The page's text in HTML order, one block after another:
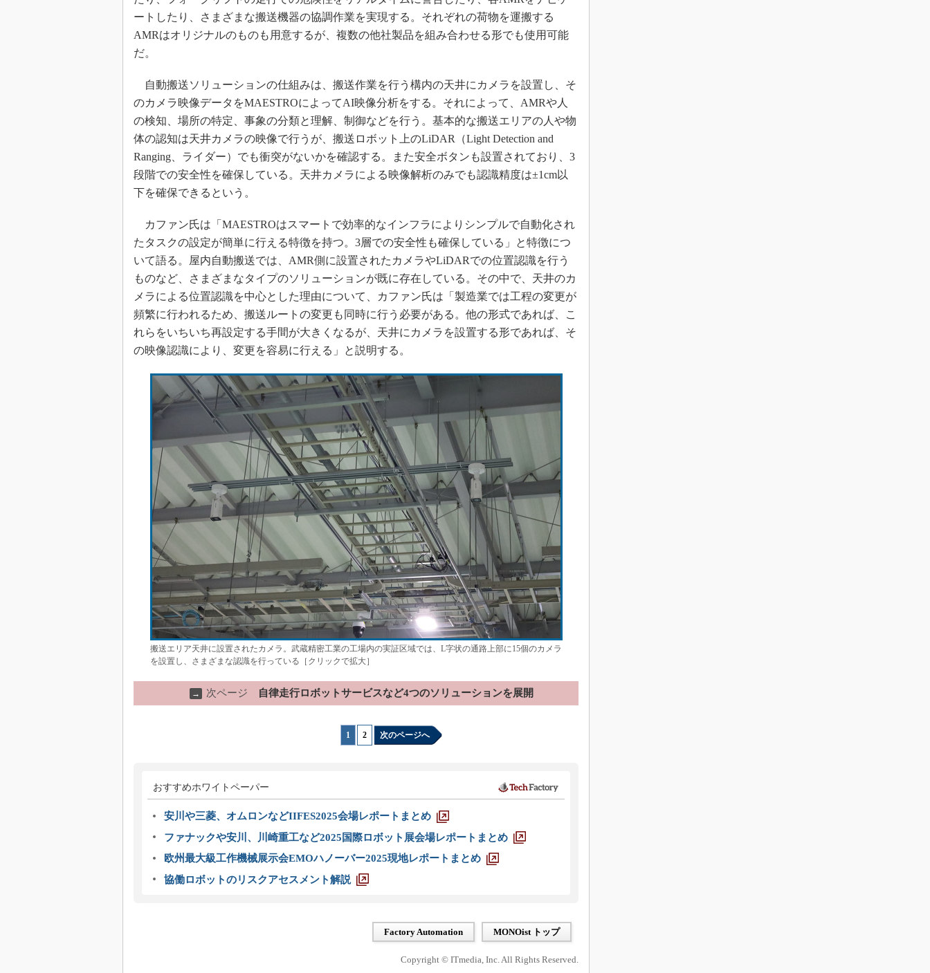
ートしたり、さまざまな搬送機器の協調作業を実現する。それぞれの荷物を運搬する
AMRはオリジナルのものも用意するが、複数の他社製品を組み合わせる形でも使用可能
だ。
自動搬送ソリューションの仕組みは、搬送作業を行う構内の天井にカメラを設置し、そ
のカメラ映像データをMAESTROによってAI映像分析をする。それによって、AMRや人
の検知、場所の特定、事象の分類と理解、制御などを行う。基本的な搬送エリアの人や物
体の認知は天井カメラの映像で行うが、搬送ロボット上のLiDAR（Light Detection and
Ranging、ライダー）でも衝突がないかを確認する。また安全ボタンも設置されており、3
段階での安全性を確保している。天井カメラによる映像解析のみでも認識精度は±1cm以
下を確保できるという。
カファン氏は「MAESTROはスマートで効率的なインフラによりシンプルで自動化され
たタスクの設定が簡単に行える特徴を持つ。3層での安全性も確保している」と特徴につ
いて語る。屋内自動搬送では、AMR側に設置されたカメラやLiDARでの位置認識を行う
ものなど、さまざまなタイプのソリューションが既に存在している。その中で、天井のカ
メラによる位置認識を中心とした理由について、カファン氏は「製造業では工程の変更が
頻繁に行われるため、搬送ルートの変更も同時に行う必要がある。他の形式であれば、こ
れらをいちいち再設定する手間が大きくなるが、天井にカメラを設置する形であれば、そ
の映像認識により、変更を容易に行える」と説明する。
搬送エリア天井に設置されたカメラ。武蔵精密工業の工場内の実証区域では、L字状の通路上部に15個のカメラ
を設置し、さまざまな認識を行っている［クリックで拡大］
→ 次ページ 自律走行ロボットサービスなど4つのソリューションを展開
1 2 次のページへ
おすすめホワイトペーパー
安川や三菱、オムロンなどIIFES2025会場レポートまとめ
ファナックや安川、川崎重工など2025国際ロボット展会場レポートまとめ
欧州最大級工作機械展示会EMOハノーバー2025現地レポートまとめ
協働ロボットのリスクアセスメント解説
Factory Automation MONOist トップ
Copyright © ITmedia, Inc. All Rights Reserved.